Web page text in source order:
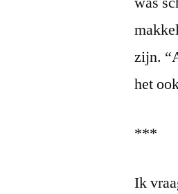
zijn.
het
***
Ik